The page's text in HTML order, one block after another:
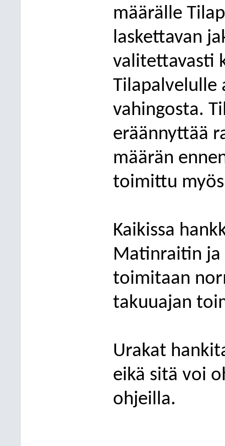
määrälle
laskettavan
valitettavasti
Tilapalvelulle
vahingosta.
eräännyttää
määrän
toimittu myös
Kaikissa
Matinraitin ja
toimitaan
takuuajan
Urakat
eikä sitä voi
ohjeilla.